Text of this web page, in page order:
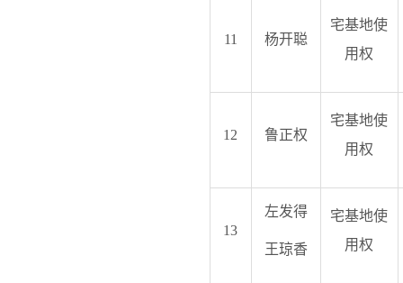
11 杨开聪
宅基地使
用权
12 鲁正权
宅基地使
用权
13
左发得
王琼香
宅基地使
用权